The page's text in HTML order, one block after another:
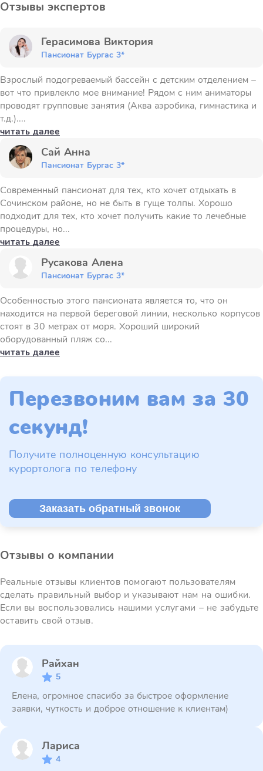
Отзывы экспертов
Герасимова Виктория
Пансионат Бургас 3*
Взрослый подогреваемый бассейн с детским отделением –
вот что привлекло мое внимание! Рядом с ним аниматоры
проводят групповые занятия (Аква аэробика, гимнастика и
т.д.)....
читать далее
Сай Анна
Пансионат Бургас 3*
Современный пансионат для тех, кто хочет отдыхать в
Сочинском районе, но не быть в гуще толпы. Хорошо
подходит для тех, кто хочет получить какие то лечебные
процедуры, но...
читать далее
Русакова Алена
Пансионат Бургас 3*
Особенностью этого пансионата является то, что он
находится на первой береговой линии, несколько корпусов
стоят в 30 метрах от моря. Хороший широкий
оборудованный пляж со...
читать далее
Перезвоним вам за 30
секунд!
Получите полноценную консультацию
курортолога по телефону
Заказать обратный звонок
Отзывы о компании
Реальные отзывы клиентов помогают пользователям
сделать правильный выбор и указывают нам на ошибки.
Если вы воспользовались нашими услугами – не забудьте
оставить свой отзыв.
Райхан
5
Елена, огромное спасибо за быстрое оформление
заявки, чуткость и доброе отношение к клиентам)
Лариса
4